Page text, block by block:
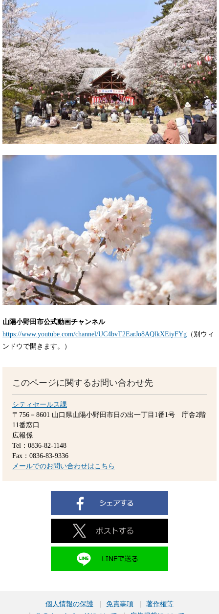
山陽小野田市公式動画チャンネル
https://www.youtube.com/channel/UC4bvT2EarJo8AQlkXEiyFYg （別ウィ
ンドウで開きます。）
このページに関するお問い合わせ先
シティセールス課
〒756－8601 山口県山陽小野田市日の出一丁目1番1号 庁舎2階
11番窓口
広報係
Tel：0836-82-1148
Fax：0836-83-9336
メールでのお問い合わせはこちら
個人情報の保護 免責事項
著作権等